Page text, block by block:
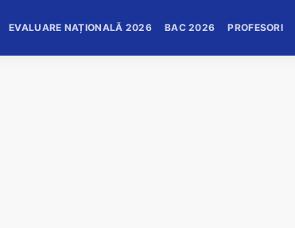
EVALUARE NAȚIONALĂ 2026 BAC 2026 PROFESORI